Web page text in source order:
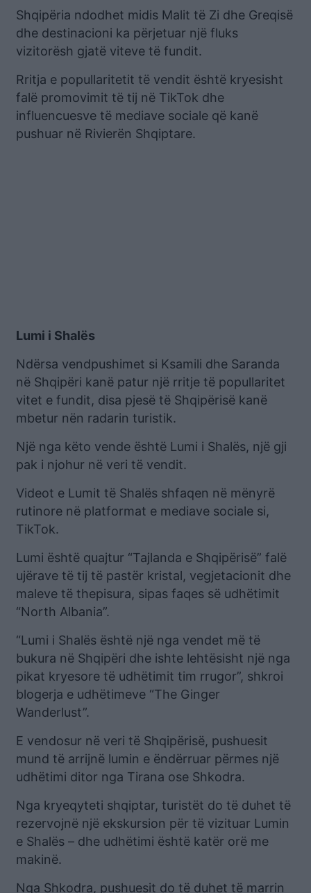
Shqipëria ndodhet midis Malit të Zi dhe Greqisë
dhe destinacioni ka përjetuar një fluks
vizitorësh gjatë viteve të fundit.
Rritja e popullaritetit të vendit është kryesisht
falë promovimit të tij në TikTok dhe
influencuesve të mediave sociale që kanë
pushuar në Rivierën Shqiptare.
Lumi i Shalës
Ndërsa vendpushimet si Ksamili dhe Saranda
në Shqipëri kanë patur një rritje të popullaritet
vitet e fundit, disa pjesë të Shqipërisë kanë
mbetur nën radarin turistik.
Një nga këto vende është Lumi i Shalës, një gji
pak i njohur në veri të vendit.
Videot e Lumit të Shalës shfaqen në mënyrë
rutinore në platformat e mediave sociale si,
TikTok.
Lumi është quajtur “Tajlanda e Shqipërisë” falë
ujërave të tij të pastër kristal, vegjetacionit dhe
maleve të thepisura, sipas faqes së udhëtimit
“North Albania”.
“Lumi i Shalës është një nga vendet më të
bukura në Shqipëri dhe ishte lehtësisht një nga
pikat kryesore të udhëtimit tim rrugor”, shkroi
blogerja e udhëtimeve “The Ginger
Wanderlust”.
E vendosur në veri të Shqipërisë, pushuesit
mund të arrijnë lumin e ëndërruar përmes një
udhëtimi ditor nga Tirana ose Shkodra.
Nga kryeqyteti shqiptar, turistët do të duhet të
rezervojnë një ekskursion për të vizituar Lumin
e Shalës – dhe udhëtimi është katër orë me
makinë.
Nga Shkodra, pushuesit do të duhet të marrin